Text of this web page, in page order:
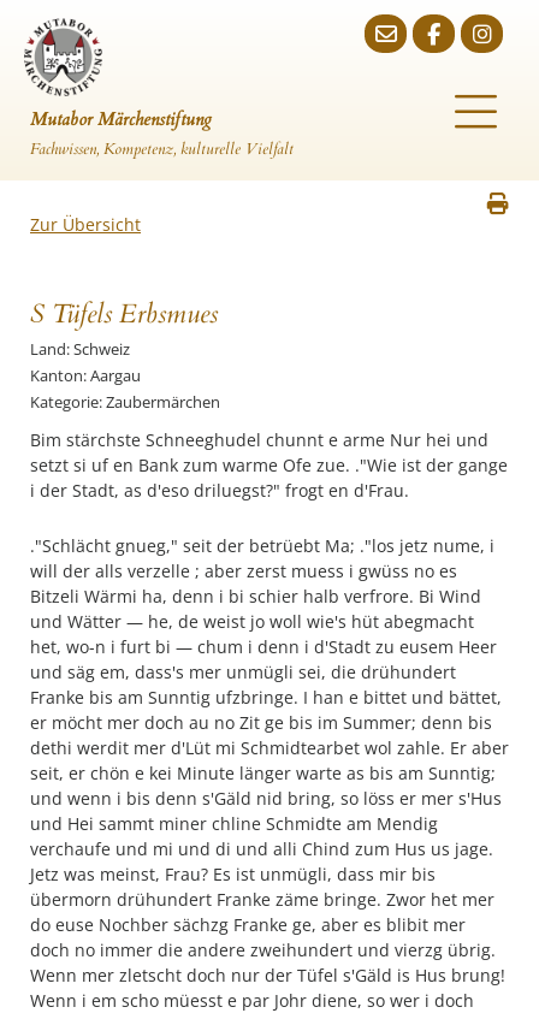
Mutabor Märchenstiftung
Fachwissen, Kompetenz, kulturelle Vielfalt
Zur Übersicht
S Tüfels Erbsmues
Land: Schweiz
Kanton: Aargau
Kategorie: Zaubermärchen
Bim stärchste Schneeghudel chunnt e arme Nur hei und
setzt si uf en Bank zum warme Ofe zue. ."Wie ist der gange
i der Stadt, as d'eso driluegst?" frogt en d'Frau.
."Schlächt gnueg," seit der betrüebt Ma; ."los jetz nume, i
will der alls verzelle ; aber zerst muess i gwüss no es
Bitzeli Wärmi ha, denn i bi schier halb verfrore. Bi Wind
und Wätter — he, de weist jo woll wie's hüt abegmacht
het, wo-n i furt bi — chum i denn i d'Stadt zu eusem Heer
und säg em, dass's mer unmügli sei, die drühundert
Franke bis am Sunntig ufzbringe. I han e bittet und bättet,
er möcht mer doch au no Zit ge bis im Summer; denn bis
dethi werdit mer d'Lüt mi Schmidtearbet wol zahle. Er aber
seit, er chön e kei Minute länger warte as bis am Sunntig;
und wenn i bis denn s'Gäld nid bring, so löss er mer s'Hus
und Hei sammt miner chline Schmidte am Mendig
verchaufe und mi und di und alli Chind zum Hus us jage.
Jetz was meinst, Frau? Es ist unmügli, dass mir bis
übermorn drühundert Franke zäme bringe. Zwor het mer
do euse Nochber sächzg Franke ge, aber es blibit mer
doch no immer die andere zweihundert und vierzg übrig.
Wenn mer zletscht doch nur der Tüfel s'Gäld is Hus brung!
Wenn i em scho müesst e par Johr diene, so wer i doch